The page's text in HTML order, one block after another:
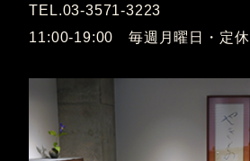
TEL.03-3571-3223
11:00-19:00 毎週月曜日・定休